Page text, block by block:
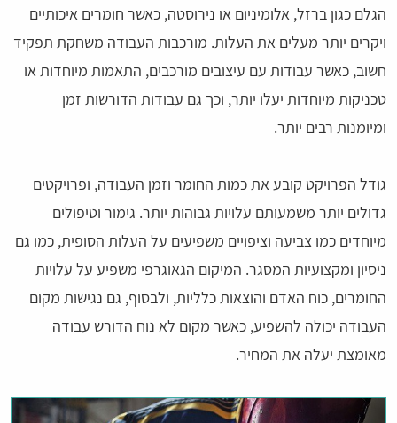
הגלם כגון ברזל, אלומיניום או נירוסטה, כאשר חומרים איכותיים
ויקרים יותר מעלים את העלות. מורכבות העבודה משחקת תפקיד
חשוב, כאשר עבודות עם עיצובים מורכבים, התאמות מיוחדות או
טכניקות מיוחדות יעלו יותר, וכך גם עבודות הדורשות זמן
ומיומנות רבים יותר.
גודל הפרויקט קובע את כמות החומר וזמן העבודה, ופרויקטים
גדולים יותר משמעותם עלויות גבוהות יותר. גימור וטיפולים
מיוחדים כמו צביעה וציפויים משפיעים על העלות הסופית, כמו גם
ניסיון ומקצועיות המסגר. המיקום הגאוגרפי משפיע על עלויות
החומרים, כוח האדם והוצאות כלליות, ולבסוף, גם נגישות מקום
העבודה יכולה להשפיע, כאשר מקום לא נוח הדורש עבודה
מאומצת יעלה את המחיר.